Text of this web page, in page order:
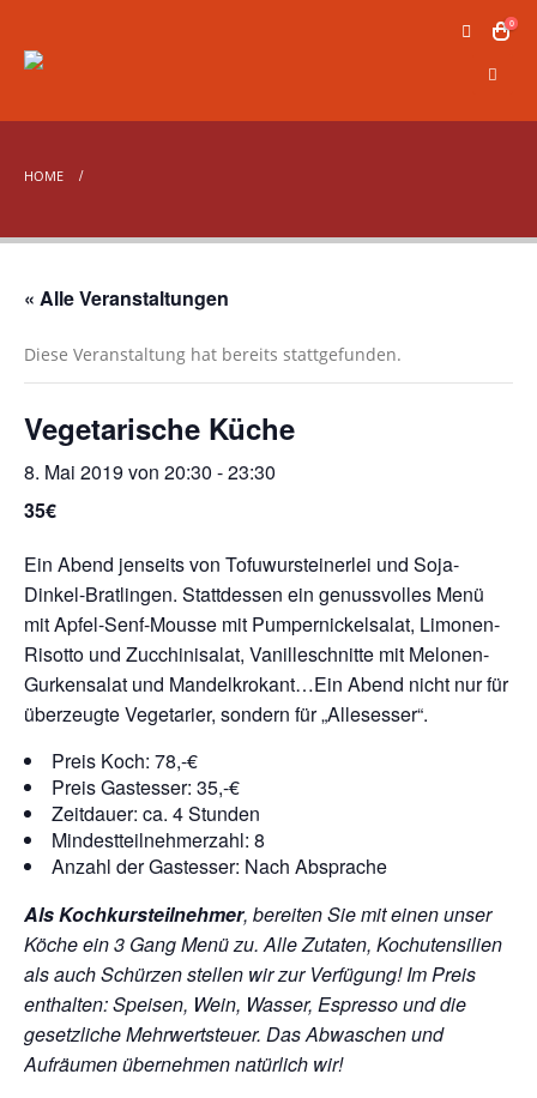
0
HOME
« Alle Veranstaltungen
Diese Veranstaltung hat bereits stattgefunden.
Vegetarische Küche
8. Mai 2019 von 20:30 -23:30
35€
Ein Abend jenseits von Tofuwursteinerlei und Soja-
Dinkel-Bratlingen. Stattdessen ein genussvolles Menü
mit Apfel-Senf-Mousse mit Pumpernickelsalat, Limonen-
Risotto und Zucchinisalat, Vanilleschnitte mit Melonen-
Gurkensalat und Mandelkrokant…Ein Abend nicht nur für
überzeugte Vegetarier, sondern für „Allesesser“.
Preis Koch: 78,-€
Preis Gastesser: 35,-€
Zeitdauer: ca. 4 Stunden
Mindestteilnehmerzahl: 8
Anzahl der Gastesser: Nach Absprache
Als Kochkursteilnehmer, bereiten Sie mit einen unser
Köche ein 3 Gang Menü zu. Alle Zutaten, Kochutensilien
als auch Schürzen stellen wir zur Verfügung!Im Preis
enthalten: Speisen, Wein, Wasser, Espresso und die
gesetzliche Mehrwertsteuer. Das Abwaschen und
Aufräumen übernehmen natürlich wir!